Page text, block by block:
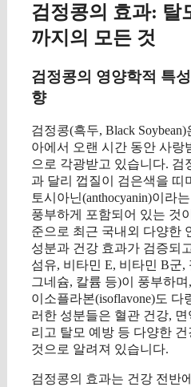
검정콩의 효과: 탈
까지의 모든 것
검정콩의 영양학적 특
향
검정콩(흑두, Black
아에서 오랜 시간 동안 사랑
으로 각광받고 있습니다. 검
과 달리 껍질이 검은색을 띠
토시아닌(anthocyanin)이라
풍부하게 포함되어 있는 것
준으로 최근 국내외 다양한
성분과 건강 효과가 검증되
섬유, 비타민 E, 비타민 B군
그네슘, 칼륨 등)이 풍부하
이소플라본(isoflavone)도 다
러한 성분들은 혈관 건강,
리고 탈모 예방 등 다양한
것으로 알려져 있습니다.
검정콩의 효과는 건강 전반